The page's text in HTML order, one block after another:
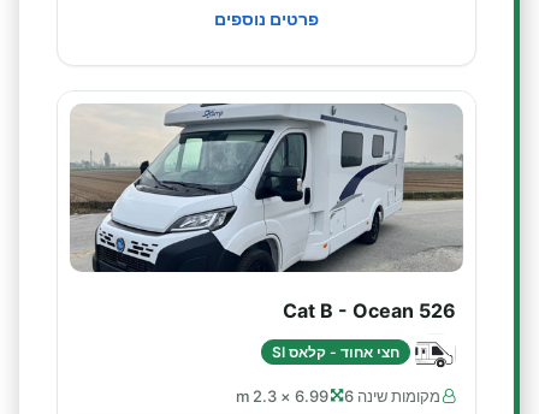
פרטים נוספים
Cat B - Ocean 526
חצי אחוד - קלאס SI
מקומות שינה 6 6.99 × 2.3 m